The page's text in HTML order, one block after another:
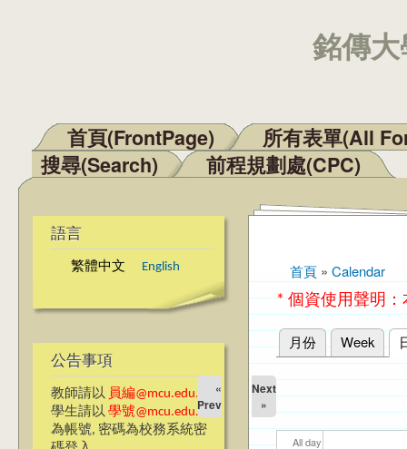
銘傳
主選單
首頁(FrontPage)
所有表單(All
搜尋(Search)
前程規劃處(CPC)
語言
繁體中文 English
公告事項
教師請以 員編@mcu.edu.tw
學生請以 學號@mcu.edu.tw
為帳號, 密碼為校務系統密
您在這裡
首頁 » Calendar
* 個資使用聲明
主要索引標籤
月份 Week
«
Prev
Next
»
All day